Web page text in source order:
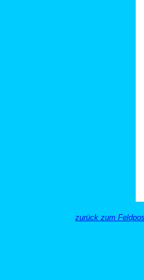
zurück zum